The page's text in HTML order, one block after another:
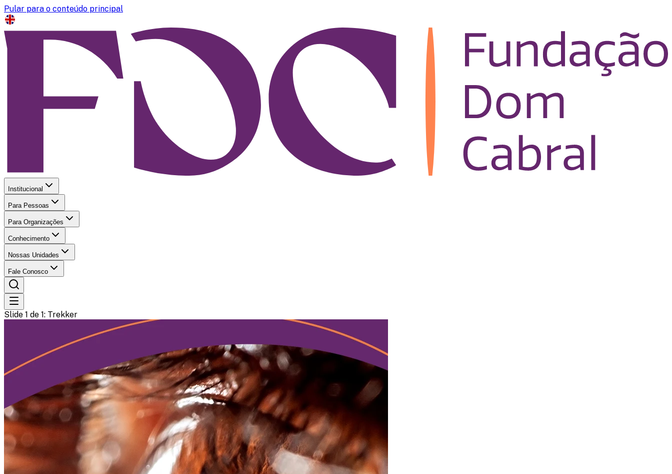
Pular para o conteúdo principal
Institucional
Para Pessoas
Para Organizações
Conhecimento
Nossas Unidades
Fale Conosco
Slide 1 de 1: Trekker